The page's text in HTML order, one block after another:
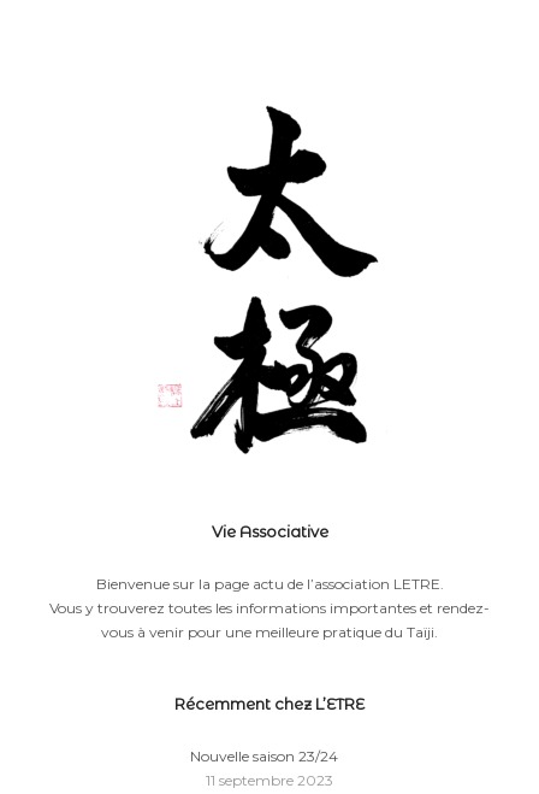
Vie Associative
Bienvenue sur la page actu de l’association LETRE.
Vous y trouverez toutes les informations importantes et rendez-
vous à venir pour une meilleure pratique du Taïji.
Récemment chez L’ETRE
Nouvelle saison 23/24
11 septembre 2023